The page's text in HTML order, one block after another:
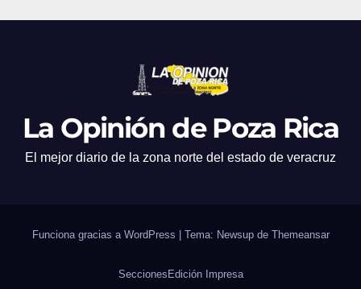
La Opinión de Poza Rica
El mejor diario de la zona norte del estado de veracruz
Funciona gracias a WordPress Tema: Newsup de Themeansar
SeccionesEdición Impresa